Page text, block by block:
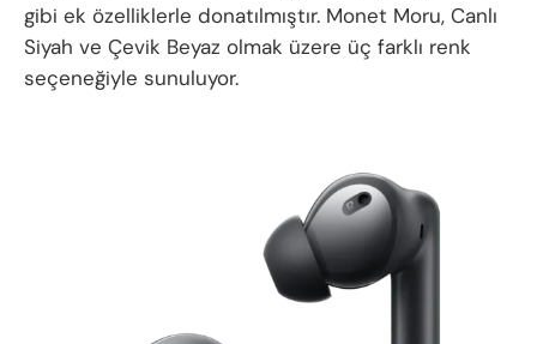
gibi ek özelliklerle donatılmıştır. Monet Moru, Canlı
Siyah ve Çevik Beyaz olmak üzere üç farklı renk
seçeneğiyle sunuluyor.